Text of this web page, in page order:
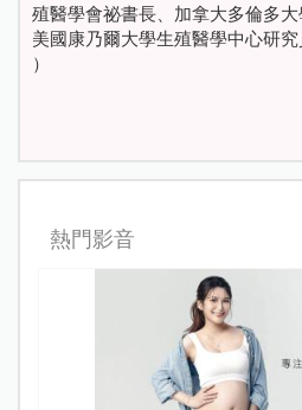
殖醫學會祕書長、加拿大多倫多大
美國康乃爾大學生殖醫學中心研
）
熱門影音